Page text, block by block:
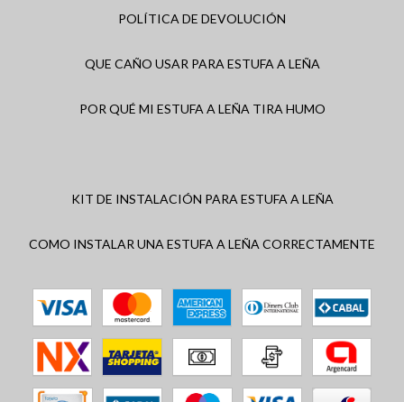
POLÍTICA DE DEVOLUCIÓN
QUE CAÑO USAR PARA ESTUFA A LEÑA
POR QUÉ MI ESTUFA A LEÑA TIRA HUMO
KIT DE INSTALACIÓN PARA ESTUFA A LEÑA
COMO INSTALAR UNA ESTUFA A LEÑA CORRECTAMENTE